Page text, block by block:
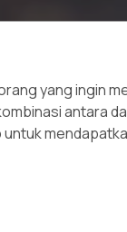
yang ingin
antara